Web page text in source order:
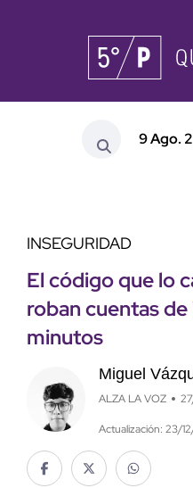
9 Ago.
INSEGURIDAD
El código que lo
roban cuentas
minutos
Miguel
ALZA LA VOZ
Actualización: 23/12/